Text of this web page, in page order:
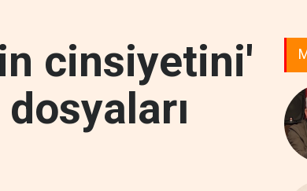
cinsiyetini'